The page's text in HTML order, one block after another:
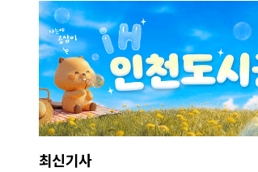
최신기사